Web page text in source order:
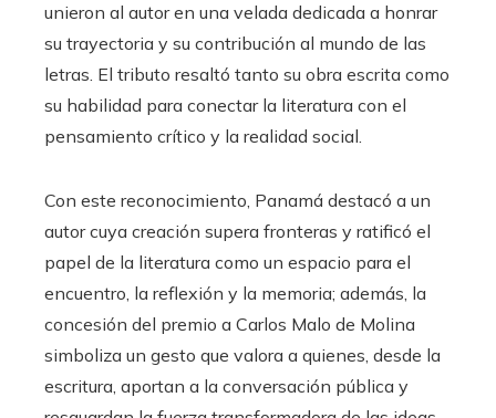
unieron al autor en una velada dedicada a honrar
su trayectoria y su contribución al mundo de las
letras. El tributo resaltó tanto su obra escrita como
su habilidad para conectar la literatura con el
pensamiento crítico y la realidad social.
Con este reconocimiento, Panamá destacó a un
autor cuya creación supera fronteras y ratificó el
papel de la literatura como un espacio para el
encuentro, la reflexión y la memoria; además, la
concesión del premio a Carlos Malo de Molina
simboliza un gesto que valora a quienes, desde la
escritura, aportan a la conversación pública y